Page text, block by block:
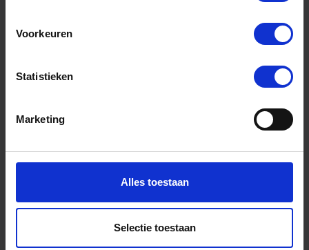
Voorkeuren
Statistieken
Marketing
Alles toestaan
Selectie toestaan